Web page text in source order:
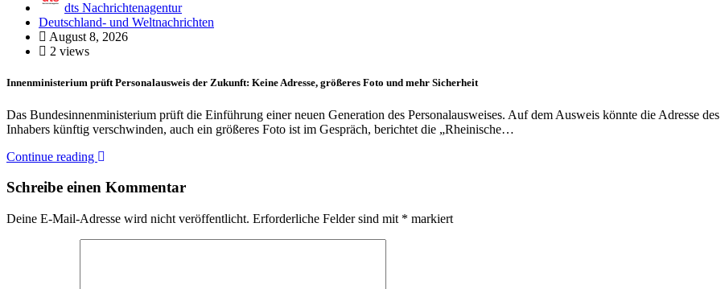
dts Nachrichtenagentur
Deutschland- und Weltnachrichten
August 8, 2026
2 views
Innenministerium prüft Personalausweis der Zukunft: Keine Adresse, größeres Foto und mehr Sicherheit
Das Bundesinnenministerium prüft die Einführung einer neuen Generation des Personalausweises. Auf dem Ausweis könnte die Adresse des
Inhabers künftig verschwinden, auch ein größeres Foto ist im Gespräch, berichtet die „Rheinische…
Continue reading
Schreibe einen Kommentar
Deine E-Mail-Adresse wird nicht veröffentlicht. Erforderliche Felder sind mit * markiert